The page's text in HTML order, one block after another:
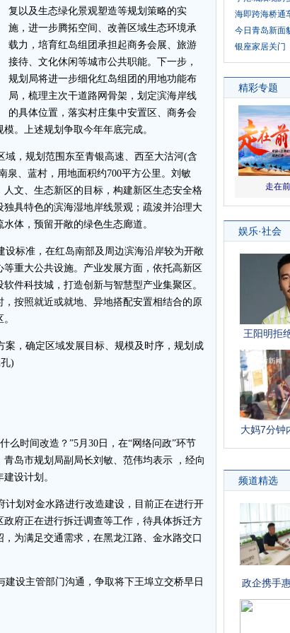
复以及生态绿化景观塑造等规划策略的实
施，进一步腾拓空间、改善区域生态环境承
载力，培育红岛组团承担起商务会展、旅游
接待、文化休闲等城市公共职能。下一步，
规划局将进一步细化红岛组团的用地功能布
局，梳理主次干道路网骨架，划定滨海岸线
的具体位置，落实村庄集中安置区、商务会
。上述规划争取今年年底完成。
，规划范围东至青银高速、西至大沽河(含
泉、蓝村，用地面积约700平方公里。刘敏
文、生态新区的目标，构建新区生态安全格
具特色的滨海湿地岸线景观；疏浚并治理大
体，预留开敞的绿色生态廊道。
标准，在红岛南部及周边滨海沿岸较为开敞
重大公共设施。产业发展方面，依托高新区
件科技城，打造创新与智慧型产业集聚区。
按照就近或就地、异地搭配安置相结合的原
，确定区域发展目标、规模及时序，规划成
)
时间改造？”5月30日，在“网络问政”环节
岛市规划局副局长刘敏、范伟均表示 ，经向
设计划。
划对金水路进行改造建设，目前正在进行开
府正在进行拆迁调查等工作，待具体拆迁方
为满足交通需求，在黑龙江路、金水路交口
设主管部门沟通，争取将下王埠立交桥早日
海即跨海桥通
今日青岛新面
银座家居关门